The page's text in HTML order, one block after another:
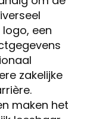
een
zakelijke
maken het